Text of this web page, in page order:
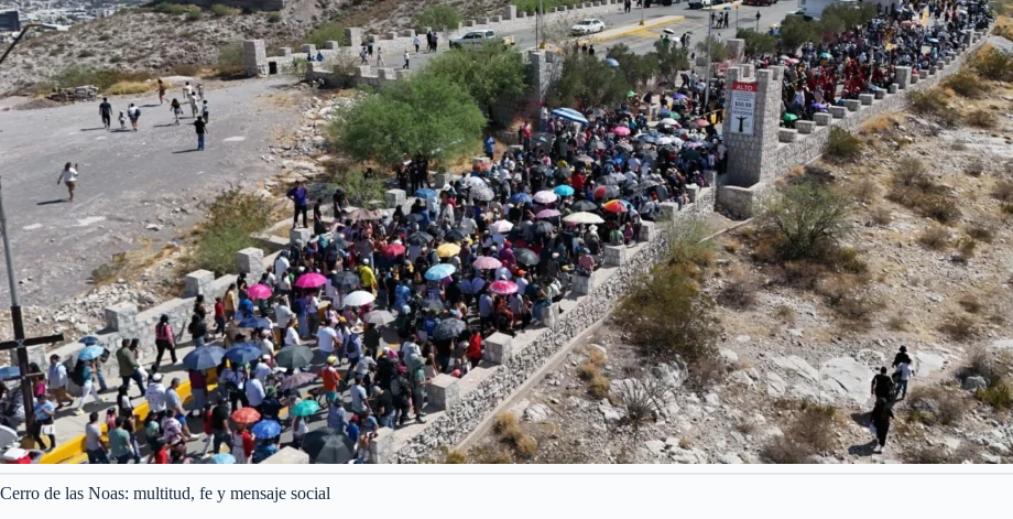
Cerro de las Noas: multitud, fe y mensaje social